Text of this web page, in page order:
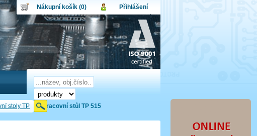
stoly TP Pracovní stůl TP 515
Nákupní košík (0)
Nákupní košík je momentálně prázdný.
Obsah košíku
Počet produktů:0
Cena celkem:
0,00 CZK
Přihlášení
Uživatel:
Heslo:
Přihlásit
Zapomenuté heslo Nová registrace